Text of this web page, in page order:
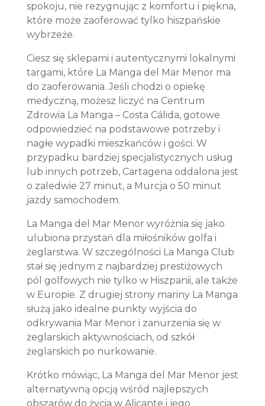
spokoju, nie rezygnując z komfortu i piękna,
które może zaoferować tylko hiszpańskie
wybrzeże.
Ciesz się sklepami i autentycznymi lokalnymi
targami, które La Manga del Mar Menor ma
do zaoferowania. Jeśli chodzi o opiekę
medyczną, możesz liczyć na Centrum
Zdrowia La Manga – Costa Cálida, gotowe
odpowiedzieć na podstawowe potrzeby i
nagłe wypadki mieszkańców i gości. W
przypadku bardziej specjalistycznych usług
lub innych potrzeb, Cartagena oddalona jest
o zaledwie 27 minut, a Murcja o 50 minut
jazdy samochodem.
La Manga del Mar Menor wyróżnia się jako
ulubiona przystań dla miłośników golfa i
żeglarstwa. W szczególności La Manga Club
stał się jednym z najbardziej prestiżowych
pól golfowych nie tylko w Hiszpanii, ale także
w Europie. Z drugiej strony mariny La Manga
służą jako idealne punkty wyjścia do
odkrywania Mar Menor i zanurzenia się w
żeglarskich aktywnościach, od szkół
żeglarskich po nurkowanie.
Krótko mówiąc, La Manga del Mar Menor jest
alternatywną opcją wśród najlepszych
obszarów do życia w Alicante i jego